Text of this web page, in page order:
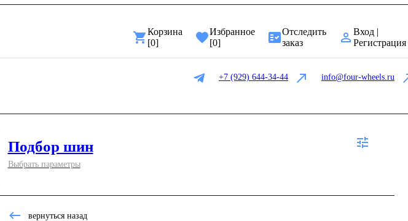
Корзина
[0]
Избранное
[0]
Отследить
заказ
Вход |
Регистрация
+7 (929) 644-34-44 info@four-wheels.ru
Подбор шин
Выбрать параметры
вернуться назад